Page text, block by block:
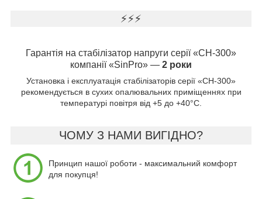
⚡⚡⚡
Гарантія на стабілізатор напруги серії «СН-300»
компанії «SinPro» — 2 роки
Установка і експлуатація стабілізаторів серії «СН-300»
рекомендується в сухих опалювальних приміщеннях при
температурі повітря від +5 до +40°С.
ЧОМУ З НАМИ ВИГІДНО?
Принцип нашої роботи - максимальний комфорт
для покупця!